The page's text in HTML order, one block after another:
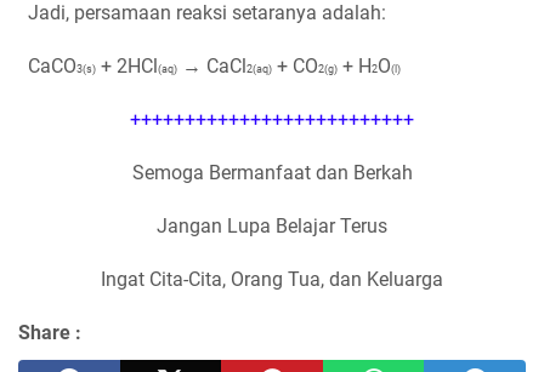
Jadi, persamaan reaksi setaranya adalah:
CaCO3(s) + 2HCl(aq) → CaCl2(aq) + CO2(g) + H2O(l)
++++++++++++++++++++++++++
Semoga Bermanfaat dan Berkah
Jangan Lupa Belajar Terus
Ingat Cita-Cita, Orang Tua, dan Keluarga
Share :